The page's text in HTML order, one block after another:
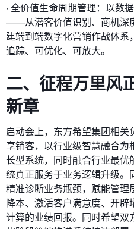
· 全价值生命周期管理：以数
——从潜客价值识别、商机深
建端到端数字化营销作战体
追踪、可优化、可放大。
二、 征程万里风
新章
启动会上，东方希望集团相
享销客，以行业级智慧融合
长型系统，同时融合行业最优
统真正服务于业务逻辑升级。
精准诊断业务瓶颈，赋能管
降本、激活客户满意度、开
计算的业绩回报。同时希望